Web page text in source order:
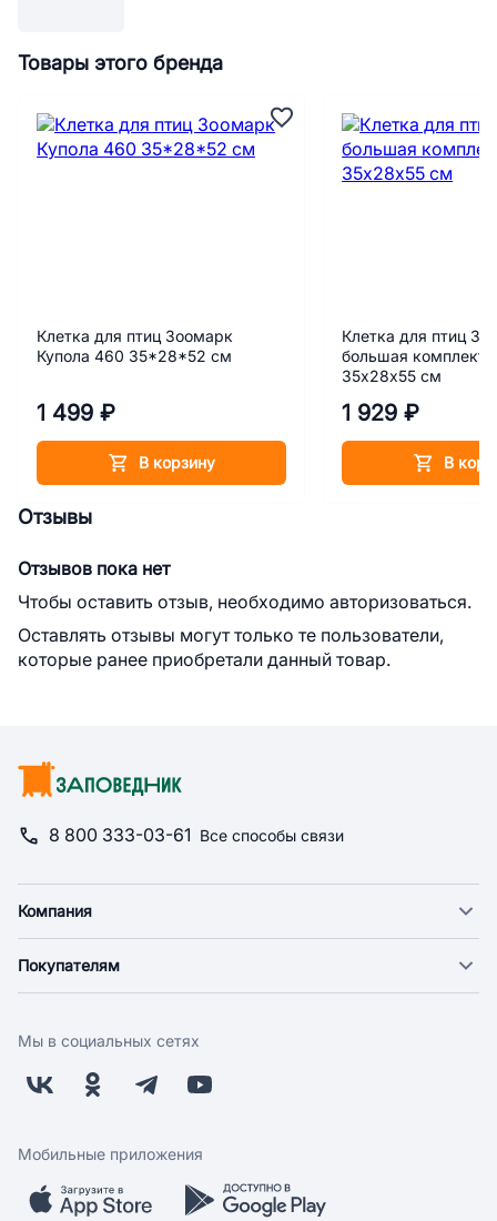
Товары этого бренда
Клетка для птиц Зоомарк
Купола 460 35*28*52 см
1 499 ₽
В корзину
Клетка для птиц
большая комплект
35х28х55 см
1 929 ₽
В
Отзывы
Отзывов пока нет
Чтобы оставить отзыв, необходимо авторизоваться.
Оставлять отзывы могут только те пользователи,
которые ранее приобретали данный товар.
8 800 333-03-61 Все способы связи
Компания
Новости
Поставщикам
Заводчикам
Обратная связь
Покупателям
Оплата
Бонусная программа
Скидки и акции
Мобильное приложение
Мы в социальных сетях
Мобильные приложения